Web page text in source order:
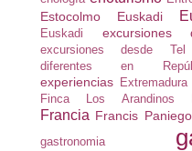
Estocolmo Euskadi
Euskadi
excursiones
excursiones desde
diferentes en
experiencias Extremadura
Finca Los Arandinos
Francia Francis Paniego
gastronomia